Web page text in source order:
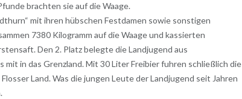
brachten sie auf die Waage.
mit ihren hübschen Festdamen sowie sonstigen
7380 Kilogramm auf die Waage und kassierten
Den 2. Platz belegte die Landjugend aus
in das Grenzland. Mit 30 Liter Freibier fuhren schließlich die
Land. Was die jungen Leute der Landjugend seit Jahren